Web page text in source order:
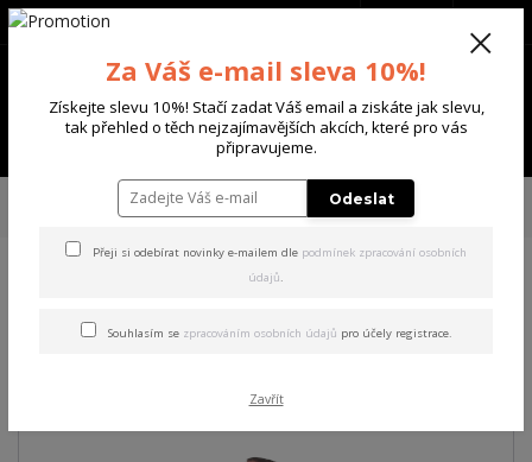
Menu
+420 702 136 620
TRIKA & TÍLKA
Yakuza pánské tričko Outside Regular
Regular T-Shirt black L
Za Váš e-mail sleva 10%!
Získejte slevu 10%! Stačí zadat Váš email a ziskáte jak slevu,
tak přehled o těch nejzajímavějších akcích, které pro vás
připravujeme.
Odeslat
Přeji si odebírat novinky e-mailem dle podmínek zpracování osobních
údajů.
Souhlasím se zpracováním osobních údajů pro účely registrace.
Zavřít